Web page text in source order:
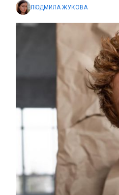
ЛЮДМИЛА ЖУКОВА